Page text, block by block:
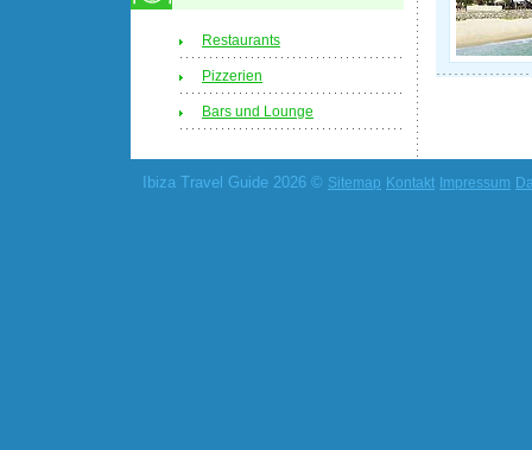
Restaurants
Pizzerien
Bars und Lounge
Ibiza Travel Guide 2026 © Sitemap Kontakt Impressum